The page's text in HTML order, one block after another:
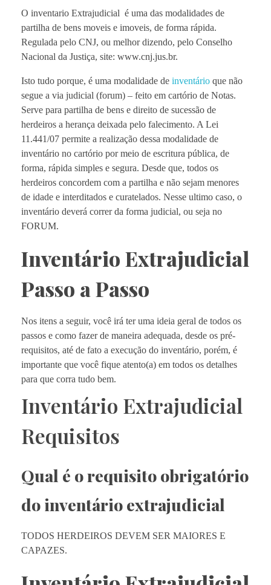
O inventario Extrajudicial é uma das modalidades de
partilha de bens moveis e imoveis, de forma rápida.
Regulada pelo CNJ, ou melhor dizendo, pelo Conselho
Nacional da Justiça, site: www.cnj.jus.br.
Isto tudo porque, é uma modalidade de inventário que não
segue a via judicial (forum) – feito em cartório de Notas.
Serve para partilha de bens e direito de sucessão de
herdeiros a herança deixada pelo falecimento. A Lei
11.441/07 permite a realização dessa modalidade de
inventário no cartório por meio de escritura pública, de
forma, rápida simples e segura. Desde que, todos os
herdeiros concordem com a partilha e não sejam menores
de idade e interditados e curatelados. Nesse ultimo caso, o
inventário deverá correr da forma judicial, ou seja no
FORUM.
Inventário Extrajudicial
Passo a Passo
Nos itens a seguir, você irá ter uma ideia geral de todos os
passos e como fazer de maneira adequada, desde os pré-
requisitos, até de fato a execução do inventário, porém, é
importante que você fique atento(a) em todos os detalhes
para que corra tudo bem.
Inventário Extrajudicial
Requisitos
Qual é o requisito obrigatório
do inventário extrajudicial
TODOS HERDEIROS DEVEM SER MAIORES E
CAPAZES.